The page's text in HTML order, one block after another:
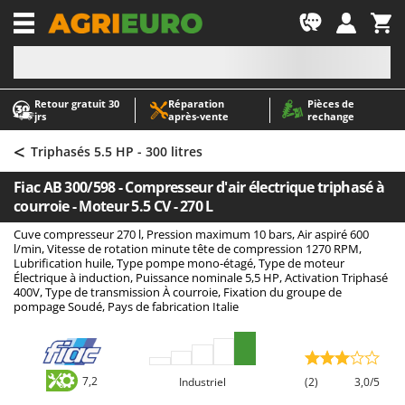
Retour gratuit 30
jrs
Réparation
après‑vente
Pièces de
rechange
-1
A
Abris de jardin
Accessoires pour tracteurs tondeuses autoportés
Aérateurs Scarificateurs pour gazon
Arracheuses de pommes de terre pour tracteur
Aspirateurs - Balais Électriques
Aspirateurs à cendres
Aspirateurs à feuilles sur roues
Aspirateurs de piscine
Aspirateurs Multifonctions
Atomiseurs agricoles pour tracteurs
Atomiseurs pour traitements
A
AgriEuro Premium
AgriEuro TOP-LINE
AGT
Aima
Airmec
AL-KO
ALA 2000
Alce
Alpina
Ama
< Triphasés 5.5 HP - 300 litres
Fiac AB 300/598 - Compresseur d'air électrique triphasé à
courroie - Moteur 5.5 CV - 270 L
Cuve compresseur 270 l, Pression maximum 10 bars, Air aspiré 600
l/min, Vitesse de rotation minute tête de compression 1270 RPM,
Lubrification huile, Type pompe mono-étagé, Type de moteur
Électrique à induction, Puissance nominale 5,5 HP, Activation Triphasé
400V, Type de transmission À courroie, Fixation du groupe de
pompage Soudé, Pays de fabrication Italie
7,2 Industriel (2) 3,0/5